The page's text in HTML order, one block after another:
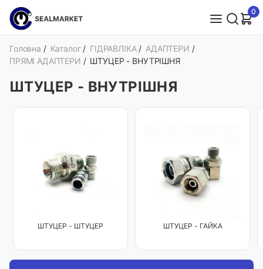
0
Головна / Каталог / ГІДРАВЛІКА / АДАПТЕРИ /
ПРЯМІ АДАПТЕРИ / ШТУЦЕР - ВНУТРІШНЯ
ШТУЦЕР - ВНУТРІШНЯ
ШТУЦЕР - ШТУЦЕР ШТУЦЕР - ГАЙКА